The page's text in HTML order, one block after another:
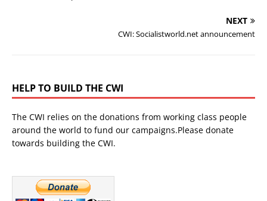
NEXT
CWI: Socialistworld.net announcement
HELP TO BUILD THE CWI
The CWI relies on the donations from working class people
around the world to fund our campaigns.Please donate
towards building the CWI.